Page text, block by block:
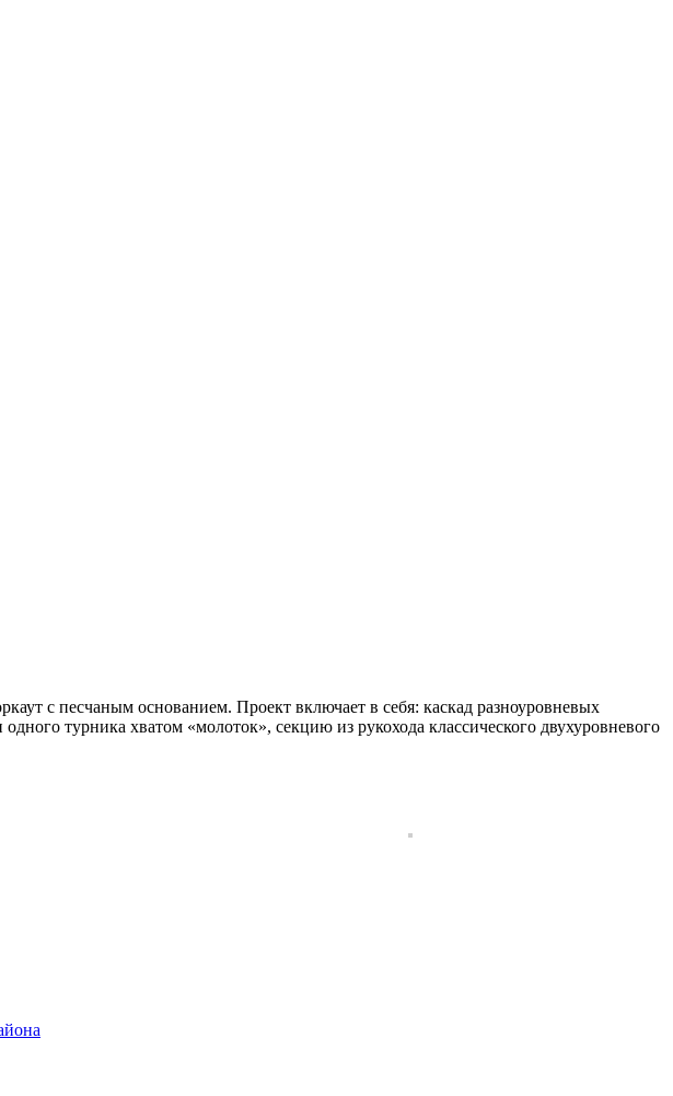
с песчаным основанием. Проект включает в себя: каскад разноуровневых
турника хватом «молоток», секцию из рукохода классического двухуровневого